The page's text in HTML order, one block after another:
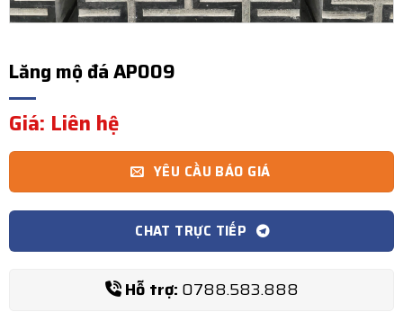
Lăng mộ đá AP009
Giá: Liên hệ
YÊU CẦU BÁO GIÁ
CHAT TRỰC TIẾP
Hỗ trợ: 0788.583.888